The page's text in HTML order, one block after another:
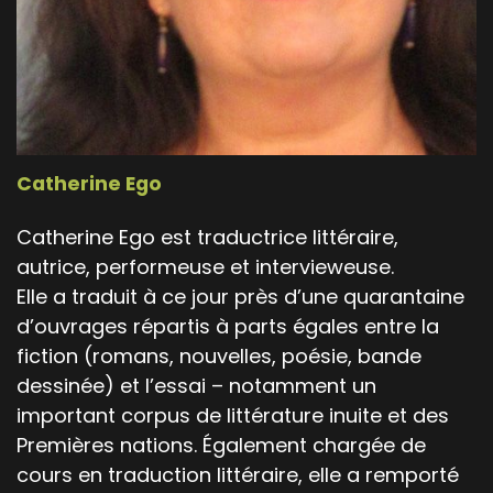
Catherine Ego
Catherine Ego est traductrice littéraire,
autrice, performeuse et intervieweuse.
Elle a traduit à ce jour près d’une quarantaine
d’ouvrages répartis à parts égales entre la
fiction (romans, nouvelles, poésie, bande
dessinée) et l’essai – notamment un
important corpus de littérature inuite et des
Premières nations. Également chargée de
cours en traduction littéraire, elle a remporté